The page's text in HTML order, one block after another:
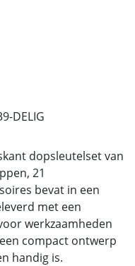
DELIG
dopsleutelset van
21
bevat in een
met een
werkzaamheden
compact ontwerp
handig is.